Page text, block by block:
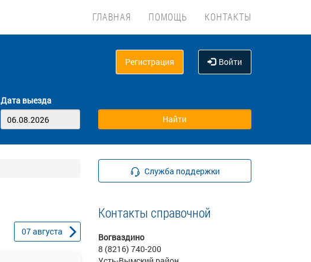
ГЛАВНАЯ ПОМОЩЬ КОНТАКТЫ
Регистрация Войти
Дата выезда
07августа
Служба поддержки
Контакты справочной
Вогваздино
8 (8216) 740-200